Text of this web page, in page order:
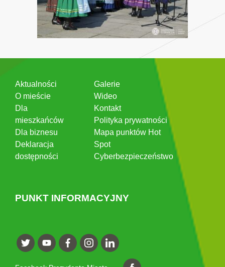
Aktualności
O mieście
Dla
mieszkańców
Dla biznesu
Deklaracja
dostępności
Galerie
Wideo
Kontakt
Polityka prywatności
Mapa punktów Hot
Spot
Cyberbezpieczeństwo
PUNKT INFORMACYJNY